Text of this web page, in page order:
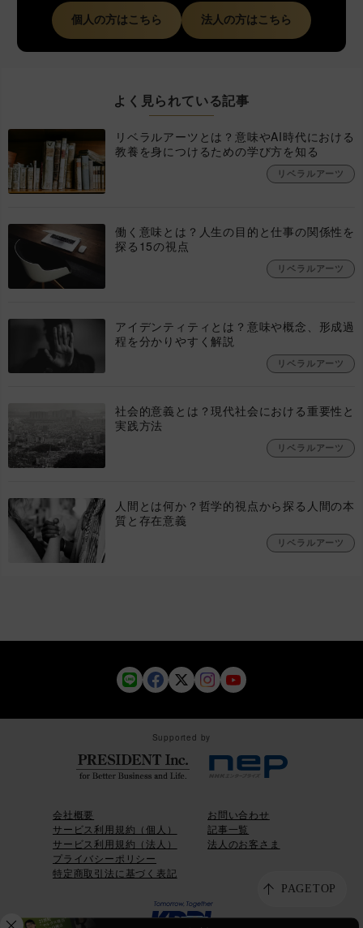
個人の方はこちら 法人の方はこちら
よく見られている記事
リベラルアーツとは？意味やAI時代における
教養を身につけるための学び方を知る
リベラルアーツ
働く意味とは？人生の目的と仕事の関係性を
探る15の視点
リベラルアーツ
アイデンティティとは？意味や概念、形成過
程を分かりやすく解説
リベラルアーツ
社会的意義とは？現代社会における重要性と
実践方法
リベラルアーツ
人間とは何か？哲学的視点から探る人間の本
質と存在意義
リベラルアーツ
PAGETOP
Supported by
会社概要
サービス利用規約（個人）
サービス利用規約（法人）
プライバシーポリシー
特定商取引法に基づく表記
お問い合わせ
記事一覧
法人のお客さま